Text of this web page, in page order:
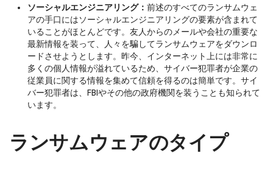
ソーシャルエンジニアリング： 前述のすべてのランサムウェ
アの手口にはソーシャルエンジニアリングの要素が含まれて
いることがほとんどです。友人からのメールや会社の重要な
最新情報を装って、人々を騙してランサムウェアをダウンロ
ードさせようとします。昨今、インターネット上には非常に
多くの個人情報が溢れているため、サイバー犯罪者が企業の
従業員に関する情報を集めて信頼を得るのは簡単です。サイ
バー犯罪者は、FBIやその他の政府機関を装うことも知られて
います。
ランサムウェアのタイプ